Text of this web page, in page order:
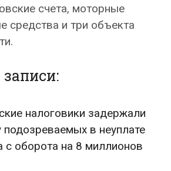
счета, моторные
средства и три объекта
налоговики задержали
подозреваемых в неуплате
с оборота на 8 миллионов